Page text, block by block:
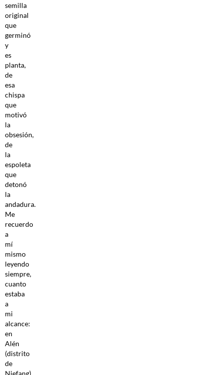
semilla
original
que
germinó
y
es
planta,
de
esa
chispa
que
motivó
la
obsesión,
de
la
espoleta
que
detonó
la
andadura.
Me
recuerdo
a
mí
mismo
leyendo
siempre,
cuanto
estaba
a
mi
alcance:
en
Alén
(distrito
de
Niefang),